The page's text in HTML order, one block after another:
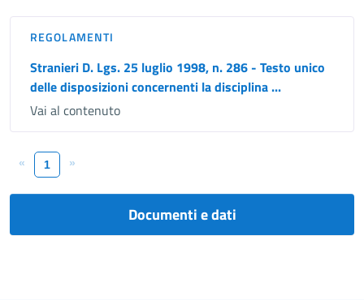
REGOLAMENTI
Stranieri D. Lgs. 25 luglio 1998, n. 286 - Testo unico
delle disposizioni concernenti la disciplina ...
Vai al contenuto
« 1 »
Documenti e dati